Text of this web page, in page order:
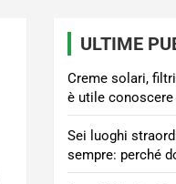
ULTIME
Creme solari,
è utile conoscere
Sei luoghi
sempre: perché